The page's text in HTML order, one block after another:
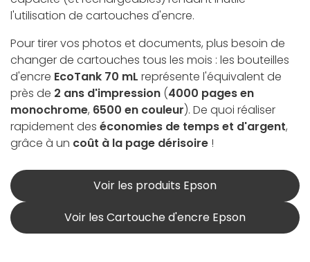
l'utilisation de cartouches d'encre.
Pour tirer vos photos et documents, plus besoin de
changer de cartouches tous les mois : les bouteilles
d'encre EcoTank 70 mL représente l'équivalent de
près de 2 ans d'impression (4000 pages en
monochrome, 6500 en couleur). De quoi réaliser
rapidement des économies de temps et d'argent,
grâce à un coût à la page dérisoire !
Voir les produits Epson
Voir les Cartouche d'encre Epson